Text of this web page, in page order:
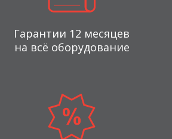
Гарантии 12 месяцев
на всё оборудование